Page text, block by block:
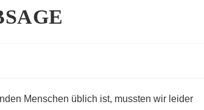
Menschen üblich ist, mussten wir leider